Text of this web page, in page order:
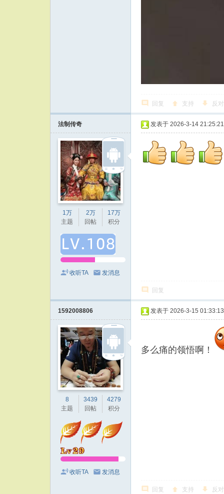
回复 支持 反对
法制传奇
1万
主题
2万
回帖
17万
积分
收听TA 发消息
发表于 2026-3-14 21:25:21
回复
1592008806
8
主题
3439
回帖
4279
积分
收听TA 发消息
发表于 2026-3-15 01:33:13
多么痛的领悟啊！
回复 支持 反对